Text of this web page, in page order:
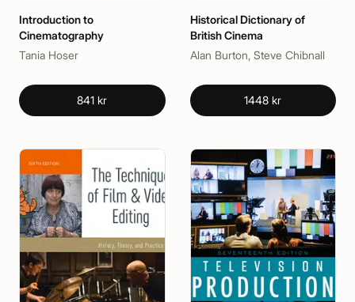
Introduction to
Cinematography
Tania Hoser
841 kr
Historical Dictionary of
British Cinema
Alan Burton, Steve Chibnall
1448 kr